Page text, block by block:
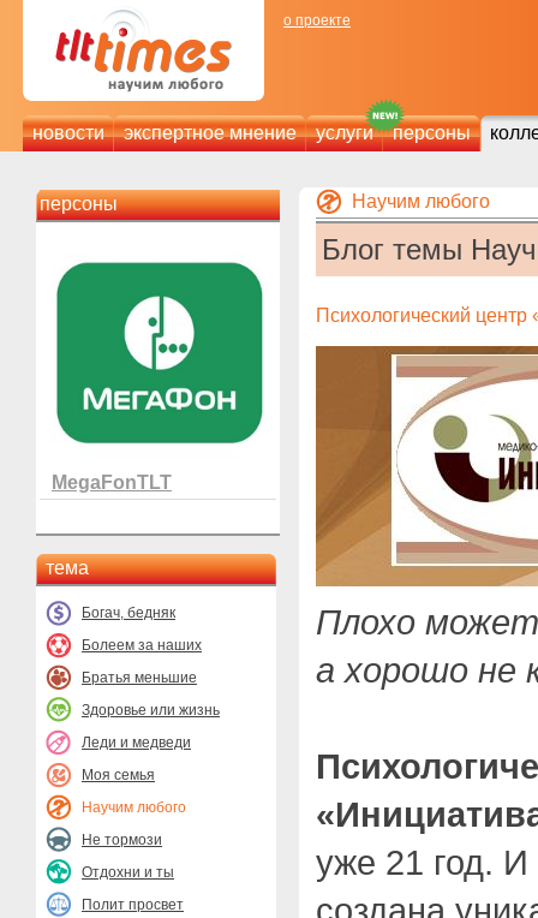
о проекте
новости экспертное мнение услуги персоны
персоны
MegaFonTLT
тема
Богач, бедняк
Болеем за наших
Братья меньшие
Здоровье или жизнь
Леди и медведи
Моя семья
Научим любого
Не тормози
Отдохни и ты
Полит просвет
Научим любого
Блог темы
Психологический
Плохо
а хорошо не
уже 21 год. И